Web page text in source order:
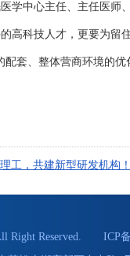
中心主任、主任医师
高科技人才，更要为留
、整体营商环境的优
工，共建新型研发机构！
Right Reserved. ICP备